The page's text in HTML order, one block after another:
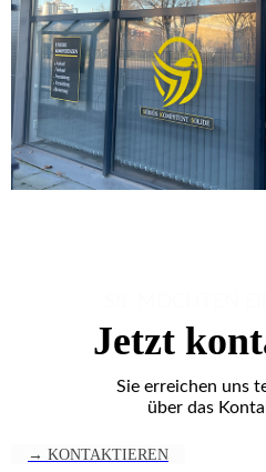
Jetzt
Sie erreichen uns
über das
→ KONTAKTIEREN